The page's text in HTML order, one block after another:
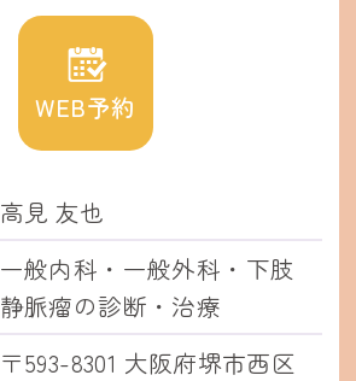
WEB予約
高見 友也
一般内科・一般外科・下肢
静脈瘤の診断・治療
〒593-8301 大阪府堺市西区